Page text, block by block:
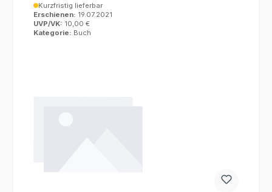
Kurzfristig lieferbar
Erschienen: 19.07.2021
UVP/VK: 10,00 €
Kategorie: Buch